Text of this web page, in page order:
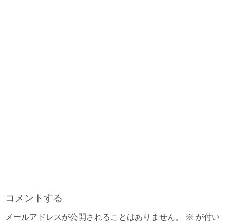
コメントする
メールアドレスが公開されることはありません。 ※ が付い